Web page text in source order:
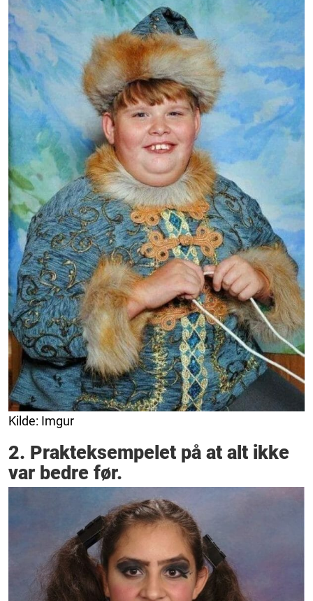
Kilde: Imgur
2. Prakteksempelet på at alt ikke
var bedre før.